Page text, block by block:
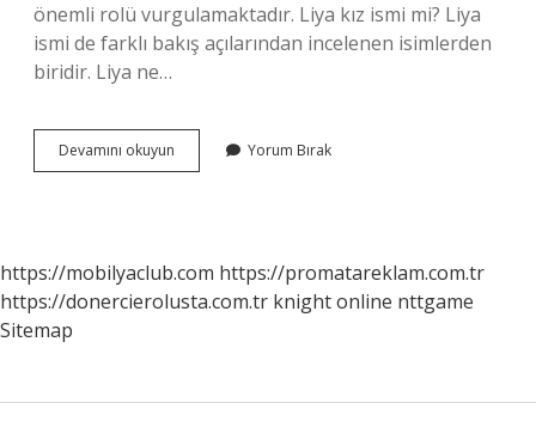
önemli rolü vurgulamaktadır. Liya kız ismi mi? Liya
ismi de farklı bakış açılarından incelenen isimlerden
biridir. Liya ne…
Devamını okuyun
Kız
Yorum Bırak
https://mobilyaclub.com https://promatareklam.com.tr
https://donercierolusta.com.tr knight online nttgame
Sitemap